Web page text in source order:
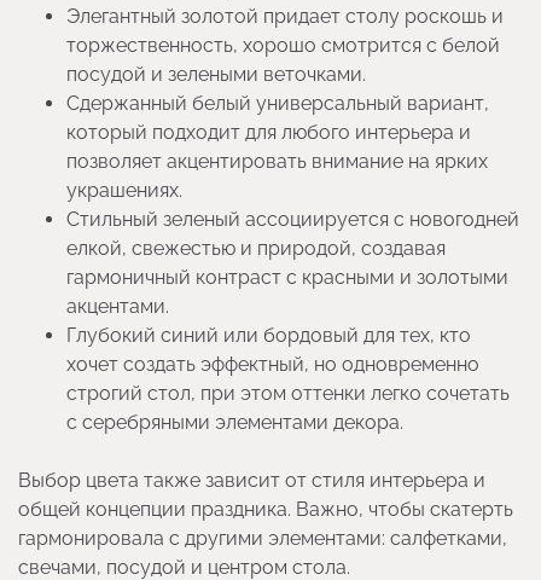
Элегантный золотой придает столу роскошь и
торжественность, хорошо смотрится с белой
посудой и зелеными веточками.
Сдержанный белый универсальный вариант,
который подходит для любого интерьера и
позволяет акцентировать внимание на ярких
украшениях.
Стильный зеленый ассоциируется с новогодней
елкой, свежестью и природой, создавая
гармоничный контраст с красными и золотыми
акцентами.
Глубокий синий или бордовый для тех, кто
хочет создать эффектный, но одновременно
строгий стол, при этом оттенки легко сочетать
с серебряными элементами декора.
Выбор цвета также зависит от стиля интерьера и
общей концепции праздника. Важно, чтобы скатерть
гармонировала с другими элементами: салфетками,
свечами, посудой и центром стола.